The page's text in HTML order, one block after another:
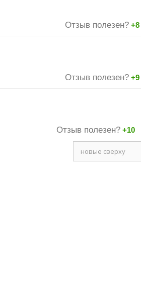
Отзыв полезен? +8
Отзыв полезен? +9
Отзыв полезен? +10